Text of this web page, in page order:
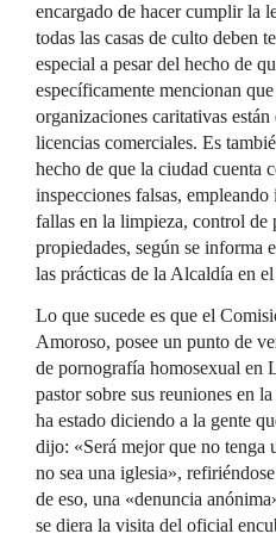
encargado de hacer cumplir la
todas las casas de culto deben
especial a pesar del hecho de
específicamente mencionan
organizaciones caritativas
licencias comerciales. Es
hecho de que la ciudad cuenta
inspecciones falsas,
fallas en la limpieza, control de
propiedades, según se informa
las prácticas de la Alcaldía en
Lo que sucede es que el
Amoroso, posee un punto de
de pornografía homosexual en
pastor sobre sus reuniones en
ha estado diciendo a la gente
dijo: «Será mejor que no tenga
no sea una iglesia»,
de eso, una «denuncia
se diera la visita del oficial